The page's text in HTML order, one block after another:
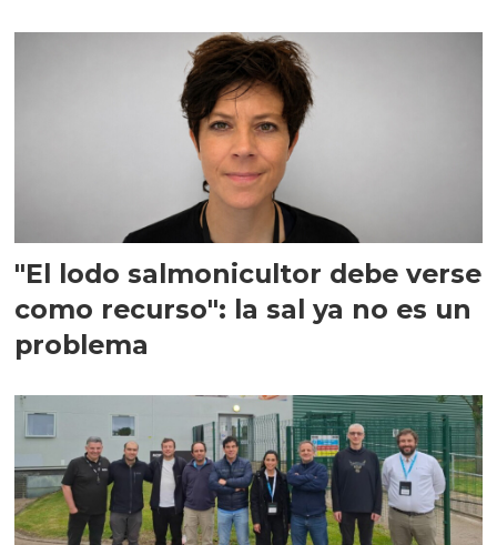
"El lodo salmonicultor debe verse
como recurso": la sal ya no es un
problema